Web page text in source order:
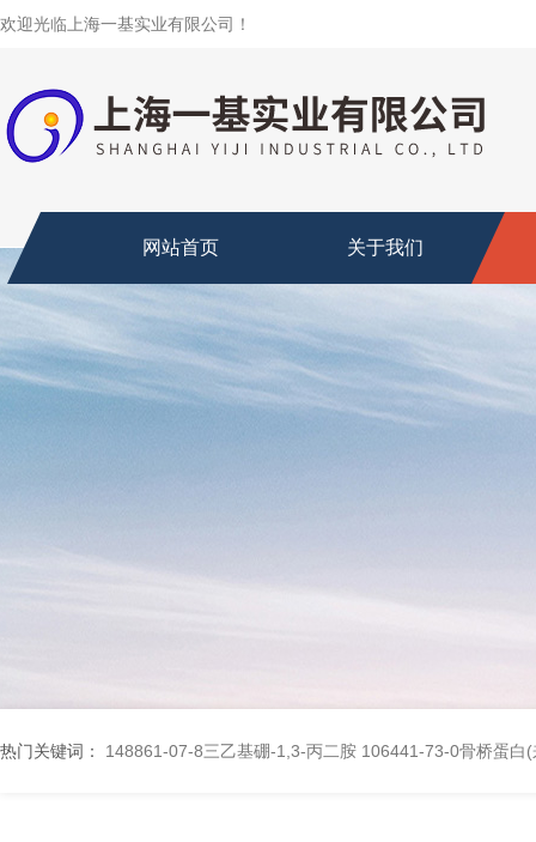
欢迎光临上海一基实业有限公司！
网站首页 关于我们
热门关键词： 148861-07-8三乙基硼-1,3-丙二胺 106441-73-0骨桥蛋白